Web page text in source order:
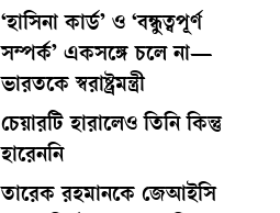
‘হাসিনা কার্ড’ ও ‘বন্ধুত্বপূর্ণ
সম্পর্ক’ একসঙ্গে চলে না—
ভারতকে স্বরাষ্ট্রমন্ত্রী
চেয়ারটি হারালেও তিনি কিন্তু
হারেননি
তারেক রহমানকে জেআইসি